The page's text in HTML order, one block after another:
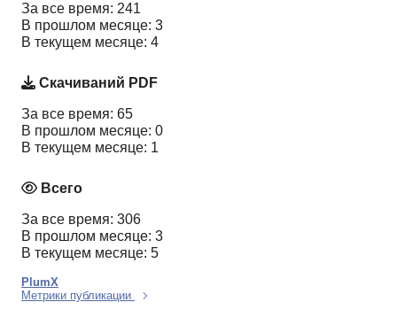
За все время: 241
В прошлом месяце: 3
В текущем месяце: 4
Скачиваний PDF
За все время: 65
В прошлом месяце: 0
В текущем месяце: 1
Всего
За все время: 306
В прошлом месяце: 3
В текущем месяце: 5
PlumX
Метрики публикации